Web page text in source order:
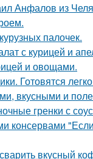
Анфалов из
палочек.
с курицей и
и овощами.
Готовятся
вкусными и
гренки с
консервами
вкусный